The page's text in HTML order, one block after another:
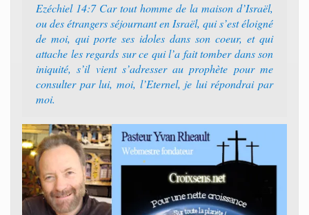
Ezéchiel 14:7 Car tout homme de la maison d’Israël,
ou des étrangers séjournant en Israël, qui s’est éloigné
de moi, qui porte ses idoles dans son coeur, et qui
attache les regards sur ce qui l’a fait tomber dans son
iniquité, s’il vient s’adresser au prophète pour me
consulter par lui, moi, l’Eternel, je lui répondrai par
moi.